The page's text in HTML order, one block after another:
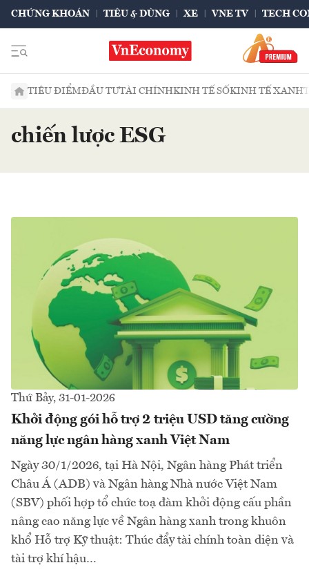
CHỨNG KHOÁN TIÊU & DÙNG XE VNE TV TECH
TIÊU ĐIỂMĐẦU TƯTÀI CHÍNHKINH TẾ SỐKINH TẾ XANH
chiến lược ESG
Thứ Bảy, 31-01-2026
Khởi động gói hỗ trợ 2 triệu USD tăng cường
năng lực ngân hàng xanh Việt Nam
Ngày 30/1/2026, tại Hà Nội, Ngân hàng Phát triển
Châu Á (ADB) và Ngân hàng Nhà nước Việt Nam
(SBV) phối hợp tổ chức toạ đàm khởi động cấu phần
nâng cao năng lực về Ngân hàng xanh trong khuôn
khổ Hỗ trợ Kỹ thuật: Thúc đẩy tài chính toàn diện và
tài trợ khí hậu…